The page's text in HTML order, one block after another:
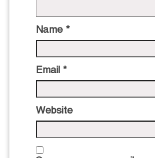
Name *
Email *
Website